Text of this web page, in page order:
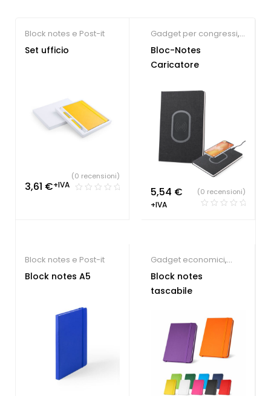
Block notes e Post-it
Set ufficio
3,61 €+IVA
(0 recensioni)
Gadget per congressi,
Block notes e Post-it
Bloc-Notes
Caricatore
5,54 €
+IVA
(0 recensioni)
Block notes e Post-it
Block notes A5
Gadget economici,
Block notes e Post-it
Block notes
tascabile